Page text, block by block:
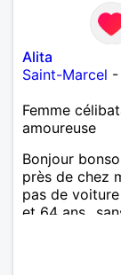
Alita
Saint-Marcel -
Femme
amoureuse
Bonjour
près de chez
pas de
et 64
adultes et
une où
recherche